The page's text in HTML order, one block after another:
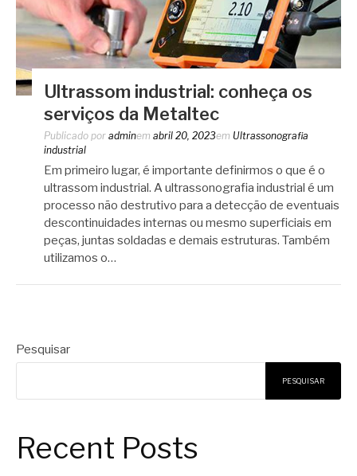
Ultrassom industrial: conheça os
serviços da Metaltec
Publicado por adminem abril 20, 2023em Ultrassonografia
industrial
Em primeiro lugar, é importante definirmos o que é o
ultrassom industrial. A ultrassonografia industrial é um
processo não destrutivo para a detecção de eventuais
descontinuidades internas ou mesmo superficiais em
peças, juntas soldadas e demais estruturas. Também
utilizamos o…
Pesquisar
PESQUISAR
Recent Posts